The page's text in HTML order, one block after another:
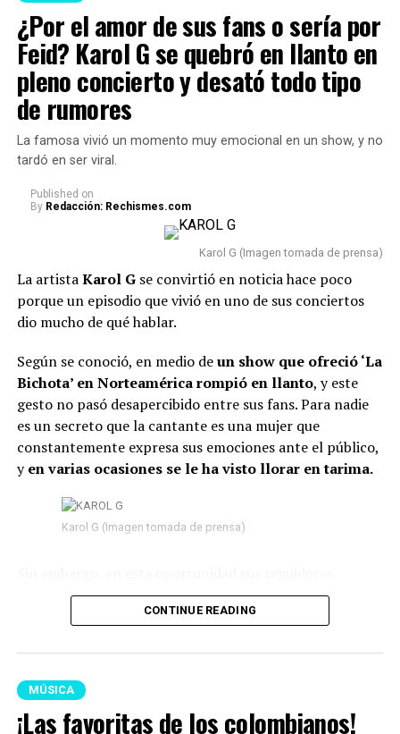
¿Por el amor de sus fans o sería por
Feid? Karol G se quebró en llanto en
pleno concierto y desató todo tipo
de rumores
La famosa vivió un momento muy emocional en un show, y no
tardó en ser viral.
Published on
By Redacción: Rechismes.com
Karol G (Imagen tomada de prensa)
La artistaKarol Gse convirtió en noticia hace poco
porque un episodio que vivió en uno de sus conciertos
dio mucho de qué hablar.
Según se conoció, en medio deun show que ofreció ‘La
Bichota’ en Norteamérica rompió en llanto, y este
gesto no pasó desapercibido entre sus fans. Para nadie
es un secreto que la cantante es una mujer que
constantemente expresa sus emociones ante el público,
yen varias ocasiones se le ha visto llorar en tarima.
Karol G (Imagen tomada de prensa)
señalaron que habría sido diferente,pues su llanto no
parecía ser de felicidad, sino de tristeza.
lágrimas caían una tras otra y su semblante
reflejaba nostalgia.
Lee también: “No puedo más”: La Blanquita reveló,
CONTINUE READING
MÚSICA
¡Las favoritas de los colombianos!